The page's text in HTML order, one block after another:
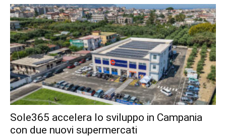
Sole365 accelera lo sviluppo in Campania
con due nuovi supermercati